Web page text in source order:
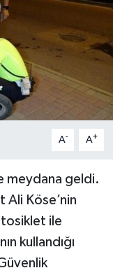
A- A+
meydana geldi.
Ali Köse’nin
ile
kullandığı